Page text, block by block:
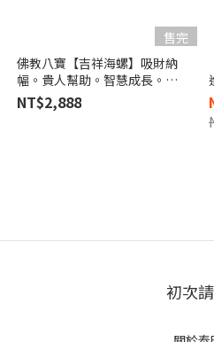
售完
佛教八寶【吉祥海螺】吸財納
幅。貴人幫助。智慧成長。消
除惡業
NT$2,888
初次